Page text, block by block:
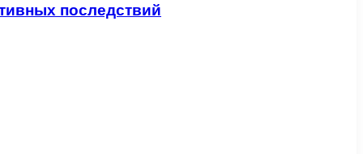
последствий